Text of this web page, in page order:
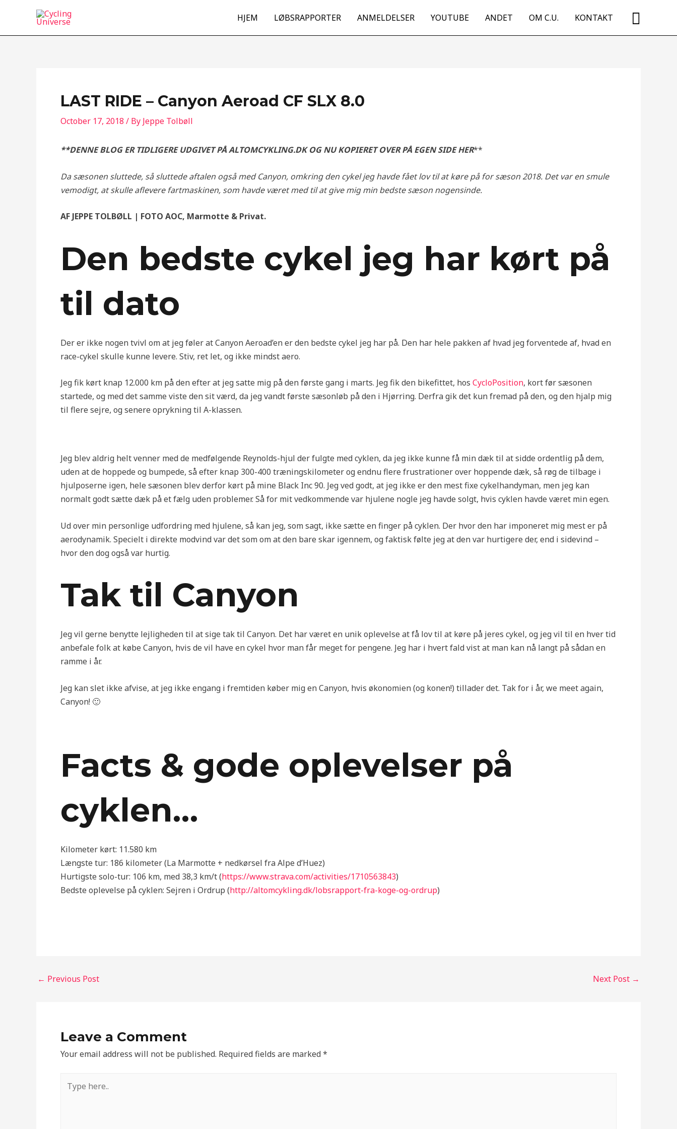
content
HJEM LØBSRAPPORTER ANMELDELSER YOUTUBE ANDET OM C.U. KONTAKT
LAST RIDE – Canyon Aeroad CF SLX 8.0
October 17, 2018 / By Jeppe Tolbøll
**DENNE BLOG ER TIDLIGERE UDGIVET PÅ ALTOMCYKLING.DK OG NU KOPIERET OVER PÅ EGEN SIDE HER**
Da sæsonen sluttede, så sluttede aftalen også med Canyon, omkring den cykel jeg havde fået lov til at køre på for sæson 2018. Det var en smule
vemodigt, at skulle aflevere fartmaskinen, som havde været med til at give mig min bedste sæson nogensinde.
AF JEPPE TOLBØLL | FOTO AOC, Marmotte & Privat.
Den bedste cykel jeg har kørt på
til dato
Der er ikke nogen tvivl om at jeg føler at Canyon Aeroad’en er den bedste cykel jeg har på. Den har hele pakken af hvad jeg forventede af, hvad en
race-cykel skulle kunne levere. Stiv, ret let, og ikke mindst aero.
Jeg fik kørt knap 12.000 km på den efter at jeg satte mig på den første gang i marts. Jeg fik den bikefittet, hos CycloPosition, kort før sæsonen
startede, og med det samme viste den sit værd, da jeg vandt første sæsonløb på den i Hjørring. Derfra gik det kun fremad på den, og den hjalp mig
til flere sejre, og senere oprykning til A-klassen.
Jeg blev aldrig helt venner med de medfølgende Reynolds-hjul der fulgte med cyklen, da jeg ikke kunne få min dæk til at sidde ordentlig på dem,
uden at de hoppede og bumpede, så efter knap 300-400 træningskilometer og endnu flere frustrationer over hoppende dæk, så røg de tilbage i
hjulposerne igen, hele sæsonen blev derfor kørt på mine Black Inc 90. Jeg ved godt, at jeg ikke er den mest fixe cykelhandyman, men jeg kan
normalt godt sætte dæk på et fælg uden problemer. Så for mit vedkommende var hjulene nogle jeg havde solgt, hvis cyklen havde været min egen.
Ud over min personlige udfordring med hjulene, så kan jeg, som sagt, ikke sætte en finger på cyklen. Der hvor den har imponeret mig mest er på
aerodynamik. Specielt i direkte modvind var det som om at den bare skar igennem, og faktisk følte jeg at den var hurtigere der, end i sidevind –
hvor den dog også var hurtig.
Tak til Canyon
Jeg vil gerne benytte lejligheden til at sige tak til Canyon. Det har været en unik oplevelse at få lov til at køre på jeres cykel, og jeg vil til en hver tid
anbefale folk at købe Canyon, hvis de vil have en cykel hvor man får meget for pengene. Jeg har i hvert fald vist at man kan nå langt på sådan en
ramme i år.
Jeg kan slet ikke afvise, at jeg ikke engang i fremtiden køber mig en Canyon, hvis økonomien (og konen!) tillader det. Tak for i år, we meet again,
Canyon! 🙂
Facts & gode oplevelser på
cyklen…
Kilometer kørt: 11.580 km
Længste tur: 186 kilometer (La Marmotte + nedkørsel fra Alpe d’Huez)
Hurtigste solo-tur: 106 km, med 38,3 km/t (https://www.strava.com/activities/1710563843)
Bedste oplevelse på cyklen: Sejren i Ordrup (http://altomcykling.dk/lobsrapport-fra-koge-og-ordrup)
← Previous Post Next Post →
Leave a Comment
Your email address will not be published. Required fields are marked*
here..